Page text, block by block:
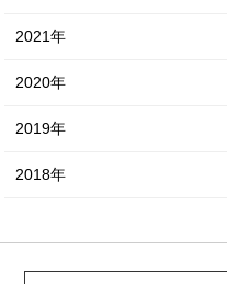
2021年
2020年
2019年
2018年